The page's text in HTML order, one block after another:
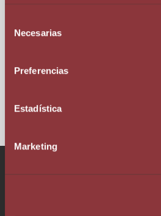
Necesarias
Preferencias
Estadística
Marketing
est de 10%, en
réductions et
Possibilité de